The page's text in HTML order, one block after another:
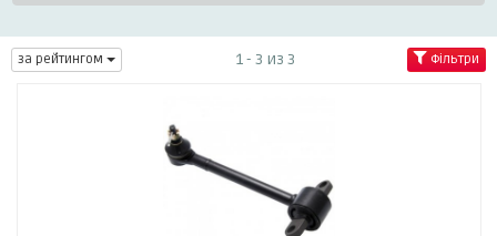
за рейтингом 1 - 3 из 3 Фільтри